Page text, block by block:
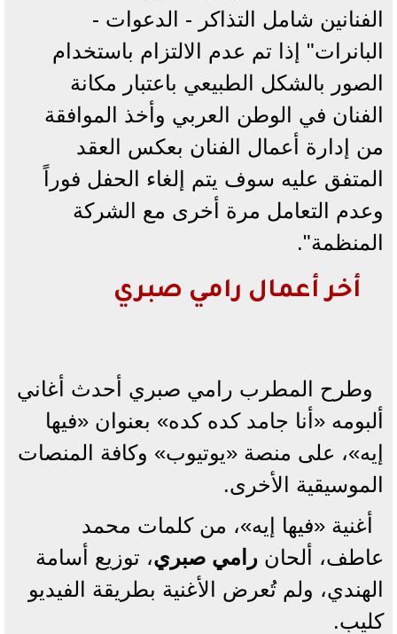
الفنانين شامل التذاكر - الدعوات -
البانرات" إذا تم عدم الالتزام باستخدام
الصور بالشكل الطبيعي باعتبار مكانة
الفنان في الوطن العربي وأخذ الموافقة
من إدارة أعمال الفنان بعكس العقد
المتفق عليه سوف يتم إلغاء الحفل فوراً
وعدم التعامل مرة أخرى مع الشركة
المنظمة".
أخر أعمال رامي صبري
وطرح المطرب رامي صبري أحدث أغاني
ألبومه «أنا جامد كده كده» بعنوان «فيها
إيه»، على منصة «يوتيوب» وكافة المنصات
الموسيقية الأخرى.
أغنية «فيها إيه»، من كلمات محمد
عاطف، ألحان رامي صبري، توزيع أسامة
الهندي، ولم تُعرض الأغنية بطريقة الفيديو
كليب.